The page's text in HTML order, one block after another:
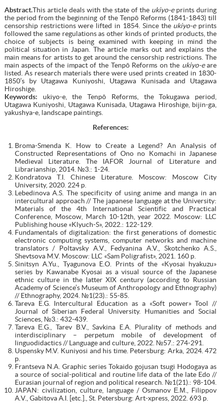
Abstract.This article deals with the state of the ukiyo-eprints during
the period from the beginning of the Tenpō Reforms (1841-1843) till
censorship restrictions were lifted in 1854. Since the ukiyo-eprints
followed the same regulations as other kinds of printed products, the
choice of subjects is being examined with keeping in mind the
political situation in Japan. The article marks out and explains the
main means for artists to get around the censorship restrictions. The
main aspects of the impact of the Tenpō Reforms on the ukiyo-eare
listed. As research materials there were used prints created in 1830-
1850’s by Utagawa Kuniyoshi, Utagawa Kunisada and Utagawa
Hiroshige.
Keywords: ukiyo-e, the Tenpō Reforms, the Tokugawa period,
Utagawa Kuniyoshi, Utagawa Kunisada, Utagawa Hiroshige, bijin-ga,
yakushya-e, landscape paintings.
References:
Broma-Smenda K. How to Create a Legend? An Analysis of
Constructed Representations of Ono no Komachi in Japanese
Medieval Literature. The IAFOR Journal of Literature and
Librarianship, 2014. №3.: 1-24.
Kondratova T.I. Chinese Literature. Moscow: Moscow City
University, 2020. 224 p.
Lebedinova A.S. The specificity of using anime and manga in an
intercultural approach // The japanese language at the University:
Materials of the 4th International Scientific and Practical
Conference, Moscow, March 10-12th, year 2022. Moscow: LLC
Publishing house «Klyuch-S», 2022.: 122-129.
Fundamentals of digitalization: the first generations of domestic
electronic computing systems, computer networks and machine
translators / Poltavsky A.V., Fedyanina A.V., Skotchenko A.S.,
Shevtsova M.V. Moscow: LLC «Sam Poligrafist», 2021. 160 p.
Sinitsyn A.Yu., Tyagunova E.O. Prints of the «Kyosai hyakuzu»
series by Kawanabe Kyosai as a visual source of the Japanese
ethnic culture in the latter XIX century (according to Russian
Academy of Science’s Museum of Anthropology and Ethnography)
// Ethnography, 2024. №1(23).: 55-85.
Tareva E.G. Intercultural Education as a «Soft power» Tool //
Journal of Siberian Federal University. Humanities and Social
Sciences, №3.: 432-439.
Tareva Е.G., Tarev B.V., Savkina E.A. Plurality of methods and
interdisciplinary – perpetum mobile of development of
linguodidactics // Language and culture, 2022. №57.: 274-291.
Uspensky M.V. Kuniyosi and his time. Petersburg: Arka, 2024. 472
р.
Frantseva N.A. Graphic series Tokaido gojusan tsugi Hodogaya as
a source of social-political and routine life data of the late Edo //
Eurasian journal of region and political research. №1(21).: 98-104.
JAPAN: civilization, culture, language / Osmanov Е.М., Filippov
А.V., Gabitova А.I. [etc.]., St. Petersburg: Art-xpress, 2022. 693 p.